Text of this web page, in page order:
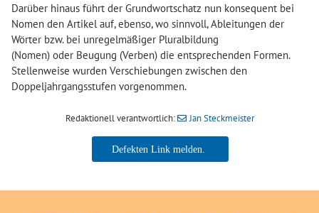
Darüber hinaus führt der Grundwortschatz nun konsequent bei
Nomen den Artikel auf, ebenso, wo sinnvoll, Ableitungen der
Wörter bzw. bei unregelmäßiger Pluralbildung
(Nomen) oder Beugung (Verben) die entsprechenden Formen.
Stellenweise wurden Verschiebungen zwischen den
Doppeljahrgangsstufen vorgenommen.
Redaktionell verantwortlich: Jan Steckmeister
Jan Steckmeister